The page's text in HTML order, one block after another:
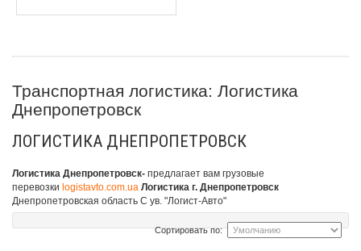
Транспортная логистика: Логистика
Днепропетровск
ЛОГИСТИКА ДНЕПРОПЕТРОВСК
Логистика Днепропетровск- предлагает вам грузовые
перевозки logistavto.com.ua Логистика г. Днепропетровск
Днепропетровская область С ув. "Логист-Авто"
Сортировать по: